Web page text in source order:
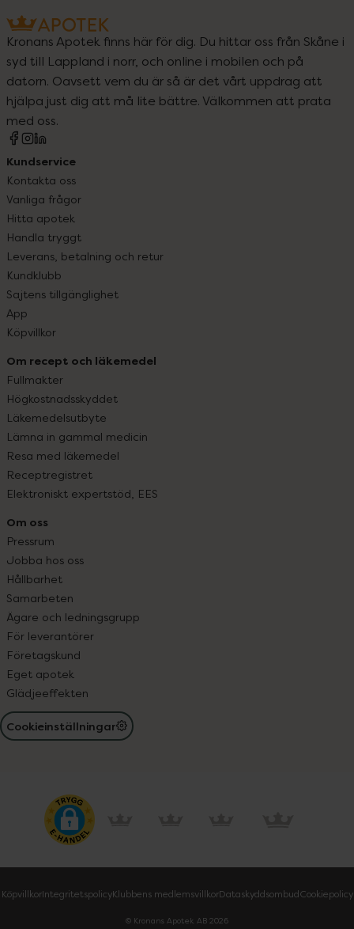
Kronans Apotek finns här för dig. Du hittar oss från Skåne i
syd till Lappland i norr, och online i mobilen och på
datorn. Oavsett vem du är så är det vårt uppdrag att
hjälpa just dig att må lite bättre. Välkommen att prata
med oss.
Kundservice
Kontakta oss
Vanliga frågor
Hitta apotek
Handla tryggt
Leverans, betalning och retur
Kundklubb
Sajtens tillgänglighet
App
Köpvillkor
Om recept och läkemedel
Fullmakter
Högkostnadsskyddet
Läkemedelsutbyte
Lämna in gammal medicin
Resa med läkemedel
Receptregistret
Elektroniskt expertstöd, EES
Om oss
Pressrum
Jobba hos oss
Hållbarhet
Samarbeten
Ägare och ledningsgrupp
För leverantörer
Företagskund
Eget apotek
Glädjeeffekten
Cookieinställningar
KöpvillkorIntegritetspolicyKlubbens medlemsvillkorDataskyddsombudCookiepolicy
© Kronans Apotek AB 2026